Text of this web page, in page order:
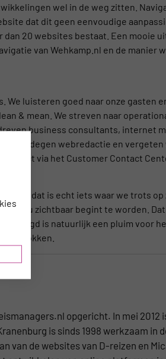
wel in de weg zitten.
dat dit geen eenvoudige
20 websites bestaat. Een mooie
van Wehkamp.nl en de manier
luisteren goed naar onze gasten
& mean. We streven naar
business consultants, internet
gedegen webredactie en
via het Customer Contact
dat is echt iets waar we trots op
nu zichtbaar begint te worden.
is natuurlijk een pluim voor
getrokken.
opgericht. In mei 2012
is sinds 1998 werkzaam in
van de websites van D-reizen en